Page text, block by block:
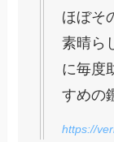
ほぼそ
素晴ら
に毎度
すめの
https://